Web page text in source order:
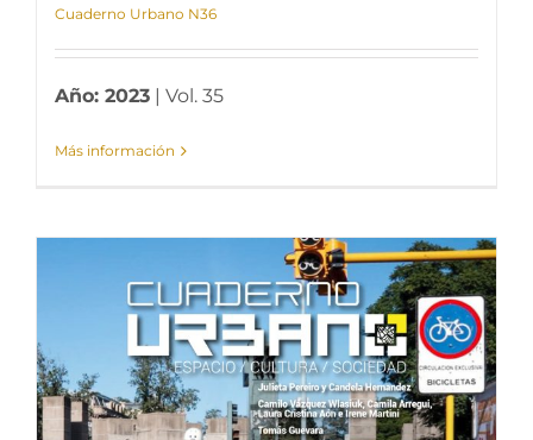
Cuaderno Urbano N36
Año: 2023 | Vol. 35
Más información